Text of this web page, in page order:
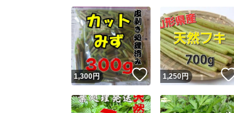
1,300円 いいね！
1,250円